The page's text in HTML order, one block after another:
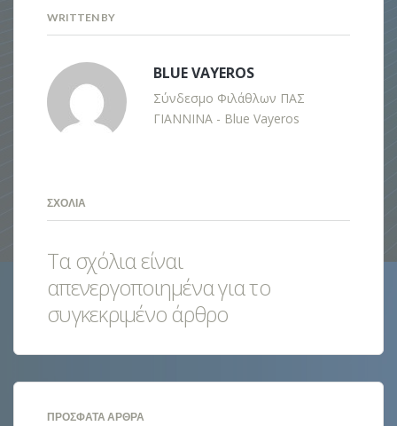
WRITTEN BY
BLUE VAYEROS
Σύνδεσμο Φιλάθλων ΠΑΣ
ΓΙΑΝΝΙΝΑ - Blue Vayeros
ΣΧΌΛΙΑ
Τα σχόλια είναι
απενεργοποιημένα για το
συγκεκριμένο άρθρο
ΠΡΌΣΦΑΤΑ ΆΡΘΡΑ